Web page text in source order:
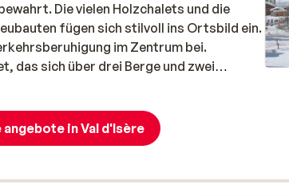
Die vielen Holzchalets und die
fügen sich stilvoll ins Ortsbild ein.
im Zentrum bei.
das sich über drei Berge und zwei
Gästehaus etwas außerhalb des
mehr Spaß!
de la Crème der französischen
angebote in Val d'Isère